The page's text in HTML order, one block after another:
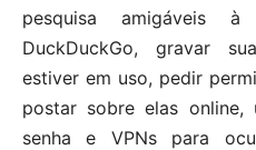
pesquisa amigáveis
DuckDuckGo, gravar
estiver em uso, pedir
postar sobre elas online,
senha e VPNs para